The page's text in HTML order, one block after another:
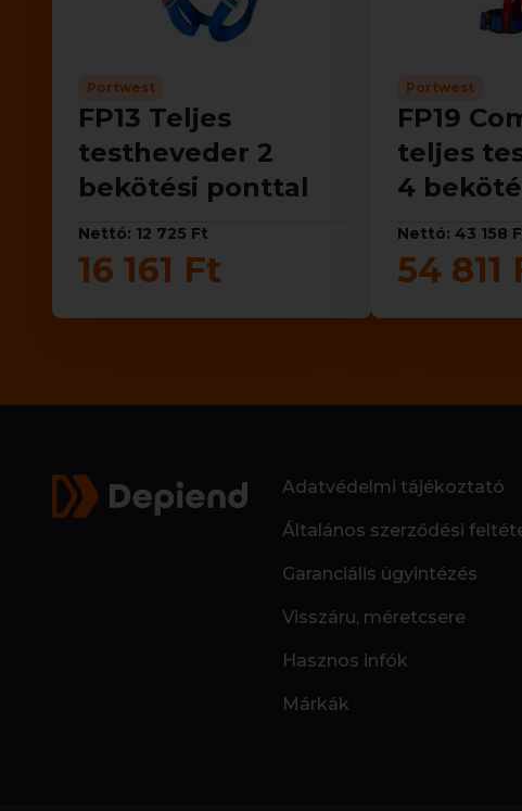
Portwest
FP13 Teljes
testheveder 2
bekötési ponttal
Nettó: 12 725 Ft
16 161 Ft
Portwest
FP19
teljes
4
Nettó: 43 158
54 811
Adatvédelmi tájékoztató
Általános szerződési
Garanciális ügyintézés
Visszáru, méretcsere
Hasznos infók
Márkák